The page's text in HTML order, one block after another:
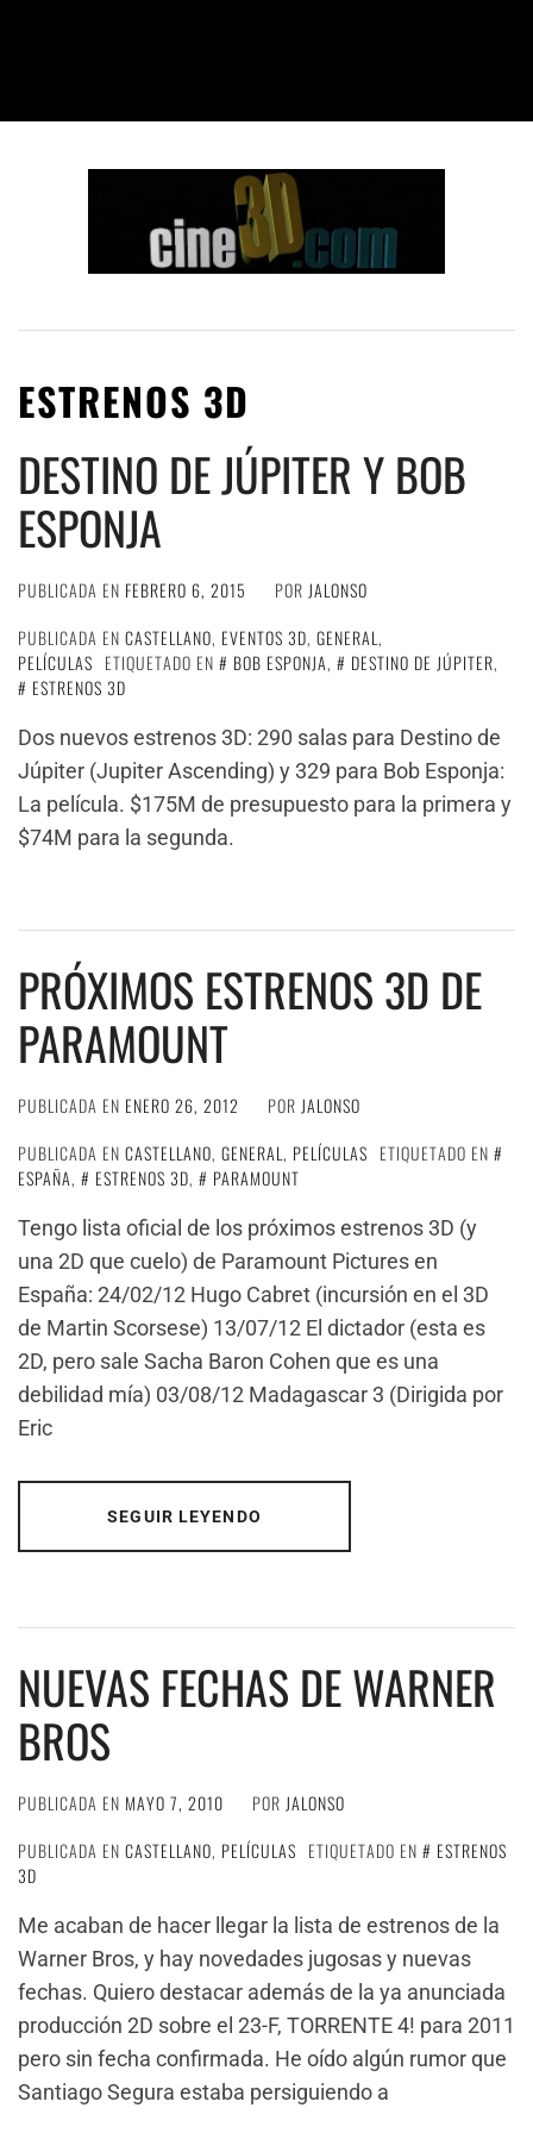
ESTRENOS 3D
DESTINO DE JÚPITER Y BOB
ESPONJA
PUBLICADA EN FEBRERO 6, 2015 POR JALONSO
PUBLICADA EN CASTELLANO, EVENTOS 3D, GENERAL,
PELÍCULAS ETIQUETADO EN BOB ESPONJA, DESTINO DE JÚPITER,
ESTRENOS 3D
Dos nuevos estrenos 3D: 290 salas para Destino de
Júpiter (Jupiter Ascending) y 329 para Bob Esponja:
La película. $175M de presupuesto para la primera y
$74M para la segunda.
PRÓXIMOS ESTRENOS 3D DE
PARAMOUNT
PUBLICADA EN ENERO 26, 2012 POR JALONSO
PUBLICADA EN CASTELLANO, GENERAL, PELÍCULAS ETIQUETADO EN
ESPAÑA, ESTRENOS 3D,
PARAMOUNT
Tengo lista oficial de los próximos estrenos 3D (y
una 2D que cuelo) de Paramount Pictures en
España: 24/02/12 Hugo Cabret (incursión en el 3D
de Martin Scorsese) 13/07/12 El dictador (esta es
2D, pero sale Sacha Baron Cohen que es una
debilidad mía) 03/08/12 Madagascar 3 (Dirigida por
Eric
SEGUIR LEYENDO
NUEVAS FECHAS DE WARNER
BROS
PUBLICADA EN MAYO 7, 2010 POR JALONSO
PUBLICADA EN CASTELLANO, PELÍCULAS ETIQUETADO EN
ESTRENOS
3D
Me acaban de hacer llegar la lista de estrenos de la
Warner Bros, y hay novedades jugosas y nuevas
fechas. Quiero destacar además de la ya anunciada
producción 2D sobre el 23-F, TORRENTE 4! para 2011
pero sin fecha confirmada. He oído algún rumor que
Santiago Segura estaba persiguiendo a